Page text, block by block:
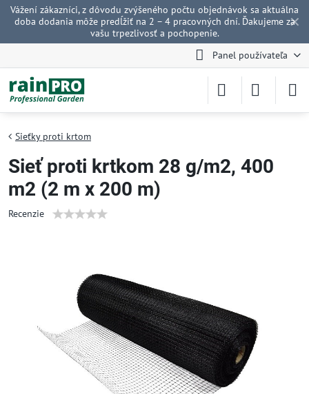
✕
Vážení zákazníci, z dôvodu zvýšeného počtu objednávok sa aktuálna
doba dodania môže predĺžiť na 2 – 4 pracovných dní. Ďakujeme za
vašu trpezlivosť a pochopenie.
Panel používateľa
Sieťky proti krtom
Sieť proti krtkom 28 g/m2, 400
m2 (2 m x 200 m)
Recenzie